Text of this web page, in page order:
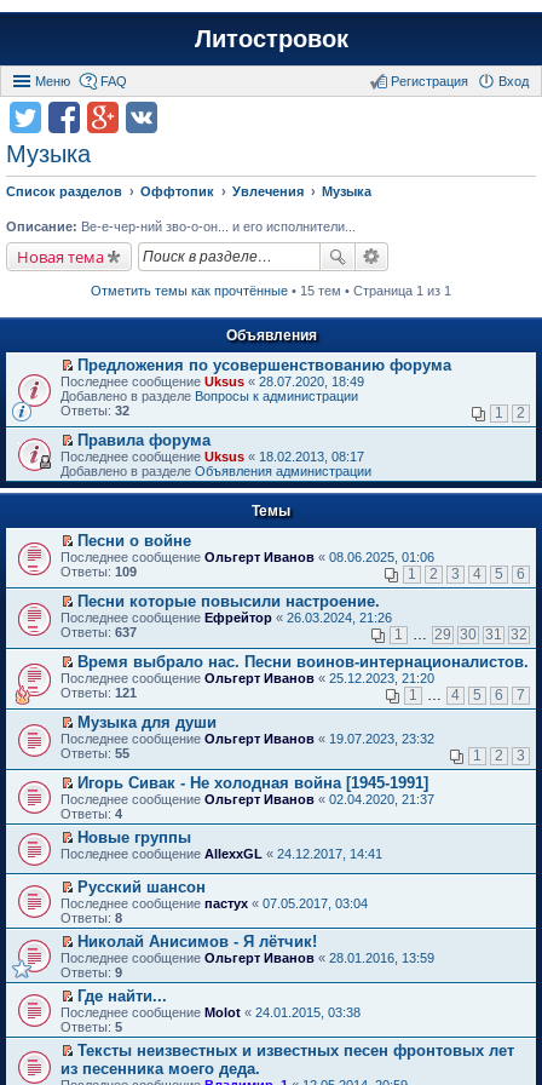
Литостровок
Меню FAQ Вход
Регистрация
Музыка
Список разделов Оффтопик Увлечения Музыка
Описание: Ве-е-чер-ний зво-о-он... и его исполнители...
Новая тема
Отметить темы как прочтённые • 15 тем • Страница 1 из 1
Объявления
П
е
р
й
т
и
к
п
в
о
м
у
н
е
п
р
о
ч
и
т
а
н
н
о
м
у
с
о
о
б
щ
е
н
и
ю
Предложения по усовершенствованию форума
Последнее сообщение Uksus « 28.07.2020, 18:49
Добавлено в разделе Вопросы к администрации
Ответы: 32 1 2
П
е
р
е
т
и
к
п
р
в
о
м
у
н
е
п
р
о
ч
и
т
а
н
н
о
м
у
с
о
о
б
щ
е
н
и
ю
Правила форума
Последнее сообщение Uksus « 18.02.2013, 08:17
Добавлено в разделе Объявления администрации
Темы
П
е
е
й
т
и
к
п
е
р
в
о
м
у
н
е
п
р
о
ч
и
т
а
н
н
о
м
у
с
о
о
б
щ
е
и
Песни о войне
Последнее сообщение Ольгерт Иванов « 08.06.2025, 01:06
Ответы: 109 1 2 3 4 5 6
П
е
е
й
т
и
к
п
е
р
в
о
м
у
н
е
п
р
о
ч
и
т
а
н
н
о
м
у
с
о
о
б
Песни которые повысили настроение.
Последнее сообщение Ефрейтор « 26.03.2024, 21:26
Ответы: 637 1 29 30 31 32
П
е
е
й
т
и
к
п
е
р
в
о
м
у
н
е
п
р
о
ч
и
т
а
н
н
м
у
Время выбрало нас. Песни воинов-интернационалистов.
Последнее сообщение Ольгерт Иванов « 25.12.2023, 21:20
Ответы: 121 1 4 5 6 7
П
е
е
й
т
и
п
р
в
о
м
у
н
е
п
р
о
ч
и
а
Музыка для души
Последнее сообщение Ольгерт Иванов « 19.07.2023, 23:32
Ответы: 55 1 2 3
П
е
р
е
й
и
к
п
е
р
в
о
м
у
н
е
п
о
Игорь Сивак - Не холодная война [1945-1991]
Последнее сообщение Ольгерт Иванов « 02.04.2020, 21:37
Ответы: 4
П
р
е
й
т
и
к
п
е
р
в
о
м
н
е
Новые группы
Последнее сообщение AllexxGL « 24.12.2017, 14:41
П
е
р
е
й
т
и
к
п
е
р
о
Русский шансон
Последнее сообщение пастух « 07.05.2017, 03:04
Ответы: 8
П
е
р
й
т
и
п
Николай Анисимов - Я лётчик!
Последнее сообщение Ольгерт Иванов « 28.01.2016, 13:59
Ответы: 9
П
е
р
й
т
Где найти...
Последнее сообщение Molot « 24.01.2015, 03:38
Ответы: 5
П
е
Тексты неизвестных и известных песен фронтовых лет
из песенника моего деда.